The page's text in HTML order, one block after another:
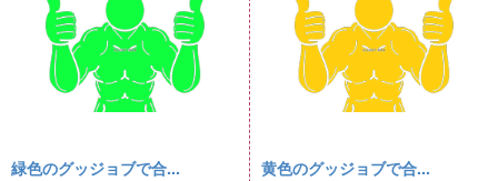
緑色のグッジョブで合... 黄色のグッジョブで合...